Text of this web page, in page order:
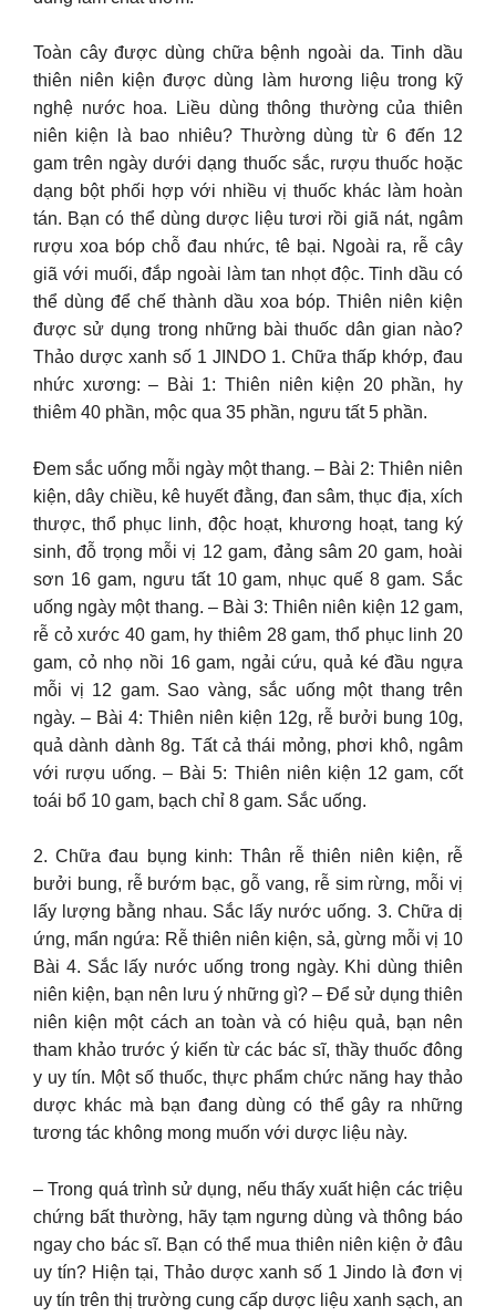
Toàn cây được dùng chữa bệnh ngoài da. Tinh dầu
thiên niên kiện được dùng làm hương liệu trong kỹ
nghệ nước hoa. Liều dùng thông thường của thiên
niên kiện là bao nhiêu? Thường dùng từ 6 đến 12
gam trên ngày dưới dạng thuốc sắc, rượu thuốc hoặc
dạng bột phối hợp với nhiều vị thuốc khác làm hoàn
tán. Bạn có thể dùng dược liệu tươi rồi giã nát, ngâm
rượu xoa bóp chỗ đau nhức, tê bại. Ngoài ra, rễ cây
giã với muối, đắp ngoài làm tan nhọt độc. Tinh dầu có
thể dùng để chế thành dầu xoa bóp. Thiên niên kiện
được sử dụng trong những bài thuốc dân gian nào?
Thảo dược xanh số 1 JINDO 1. Chữa thấp khớp, đau
nhức xương: – Bài 1: Thiên niên kiện 20 phần, hy
thiêm 40 phần, mộc qua 35 phần, ngưu tất 5 phần.
Đem sắc uống mỗi ngày một thang. – Bài 2: Thiên niên
kiện, dây chiều, kê huyết đằng, đan sâm, thục địa, xích
thược, thổ phục linh, độc hoạt, khương hoạt, tang ký
sinh, đỗ trọng mỗi vị 12 gam, đảng sâm 20 gam, hoài
sơn 16 gam, ngưu tất 10 gam, nhục quế 8 gam. Sắc
uống ngày một thang. – Bài 3: Thiên niên kiện 12 gam,
rễ cỏ xước 40 gam, hy thiêm 28 gam, thổ phục linh 20
gam, cỏ nhọ nồi 16 gam, ngải cứu, quả ké đầu ngựa
mỗi vị 12 gam. Sao vàng, sắc uống một thang trên
ngày. – Bài 4: Thiên niên kiện 12g, rễ bưởi bung 10g,
quả dành dành 8g. Tất cả thái mỏng, phơi khô, ngâm
với rượu uống. – Bài 5: Thiên niên kiện 12 gam, cốt
toái bổ 10 gam, bạch chỉ 8 gam. Sắc uống.
2. Chữa đau bụng kinh: Thân rễ thiên niên kiện, rễ
bưởi bung, rễ bướm bạc, gỗ vang, rễ sim rừng, mỗi vị
lấy lượng bằng nhau. Sắc lấy nước uống. 3. Chữa dị
ứng, mẩn ngứa: Rễ thiên niên kiện, sả, gừng mỗi vị 10
Bài 4. Sắc lấy nước uống trong ngày. Khi dùng thiên
niên kiện, bạn nên lưu ý những gì? – Để sử dụng thiên
niên kiện một cách an toàn và có hiệu quả, bạn nên
tham khảo trước ý kiến từ các bác sĩ, thầy thuốc đông
y uy tín. Một số thuốc, thực phẩm chức năng hay thảo
dược khác mà bạn đang dùng có thể gây ra những
tương tác không mong muốn với dược liệu này.
– Trong quá trình sử dụng, nếu thấy xuất hiện các triệu
chứng bất thường, hãy tạm ngưng dùng và thông báo
ngay cho bác sĩ. Bạn có thể mua thiên niên kiện ở đâu
uy tín? Hiện tại, Thảo dược xanh số 1 Jindo là đơn vị
uy tín trên thị trường cung cấp dược liệu xanh sạch, an